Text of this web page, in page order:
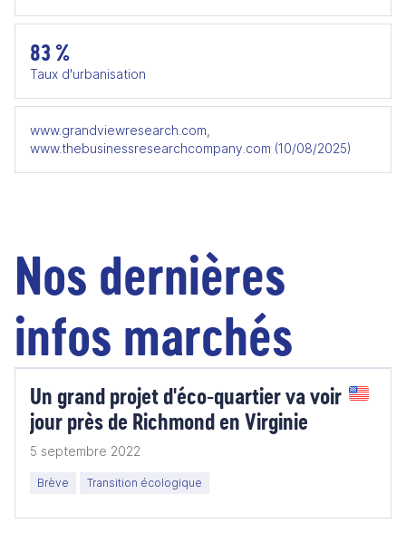
83 %
Taux d'urbanisation
www.grandviewresearch.com,
www.thebusinessresearchcompany.com (10/08/2025)
Nos dernières
infos marchés
Un grand projet d'éco-quartier va voir le
jour près de Richmond en Virginie
5 septembre 2022
Brève Transition écologique